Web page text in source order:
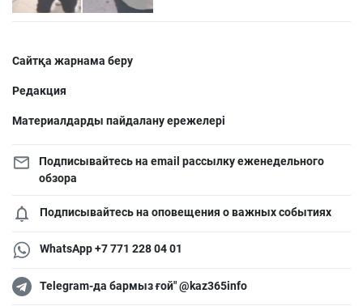
Сайтқа жарнама беру
Редакция
Материалдарды пайдалану ережелері
Подписывайтесь на email рассылку еженедельного
обзора
Подписывайтесь на оповещения о важных событиях
WhatsApp +7 771 228 04 01
Telegram-да бармыз ғой" @kaz365info